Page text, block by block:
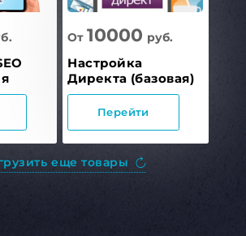
От 10000 руб.
Настройка
Директа (базовая)
Перейти
еще товары